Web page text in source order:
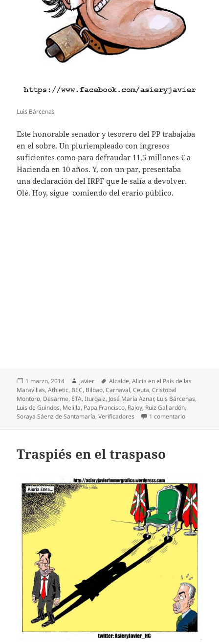
Luis Bárcenas
Este honorable senador y tesorero del PP trabajaba
en el sobre. Un pluriempleado con ingresos
suficientes como para defraudar 11,5 millones € a
Hacienda en 10 años. Y, con un par, presentaba
una declaración del IRPF que le salía a devolver.
Olé. Hoy, sigue comiendo del erario público.
Publicado
el
1 marzo, 2014 Autor
javier Etiquetas
Alcalde,Alicia en el País de las
Maravillas,Athletic, BEC, Bilbao,Carnaval,Ceuta,Cristobal
Montoro, Desarme, ETA,Iturgaiz, José María Aznar, Luis Bárcenas,
Luis de Guindos, Melilla, Papa Francisco, Rajoy, Ruiz Gallardón,
Soraya Sáenz de Santamaría,Verificadores 1 comentarioen Rajoy se
Traspiés en el traspaso